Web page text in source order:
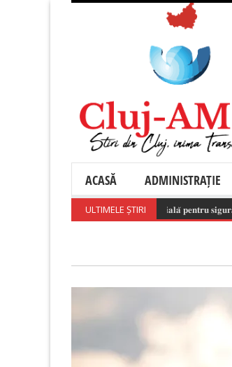
ACASĂ ADMINISTRAȚIE
ULTIMELE ȘTIRI
𝐚 𝐝𝐫𝐨𝐧𝐞𝐥𝐨𝐫 𝐞𝐬𝐭𝐞 𝐞𝐬𝐞𝐧𝐭̦𝐢𝐚𝐥𝐚̆ 𝐩𝐞𝐧𝐭𝐫𝐮 𝐬𝐢𝐠𝐮𝐫𝐚𝐧𝐭̦𝐚